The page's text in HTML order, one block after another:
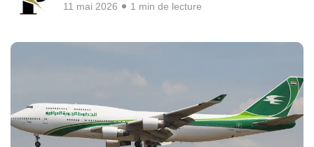
11 mai 2026 1 min de lecture